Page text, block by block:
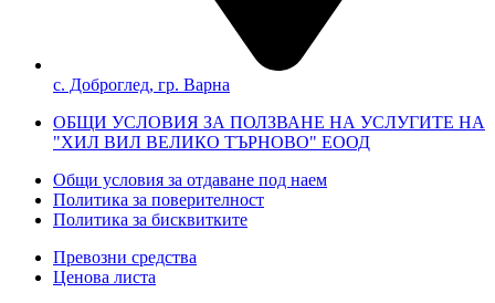
с. Доброглед, гр. Варна
ОБЩИ УСЛОВИЯ ЗА ПОЛЗВАНЕ НА УСЛУГИТЕ НА
"ХИЛ ВИЛ ВЕЛИКО ТЪРНОВО" ЕООД
Общи условия за отдаване под наем
Политика за поверителност
Политика за бисквитките
Превозни средства
Ценова листа